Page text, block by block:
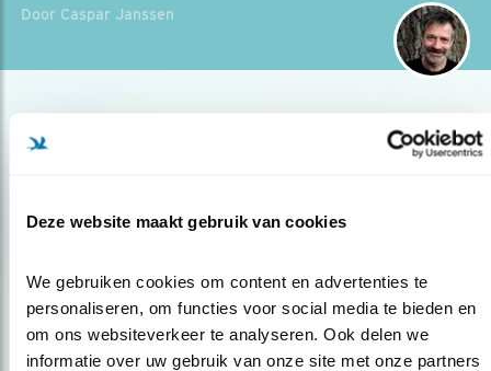
Deze website maakt gebruik van cookies
We gebruiken cookies om content en advertenties te
personaliseren, om functies voor social media te bieden en
om ons websiteverkeer te analyseren. Ook delen we
informatie over uw gebruik van onze site met onze partners
Door Caspar Janssen
Op de hoogte blijven?
Meld je aan en ontvang nieuws, inspiratie, acties en tips
over vogels en activiteiten van Vogelbescherming.